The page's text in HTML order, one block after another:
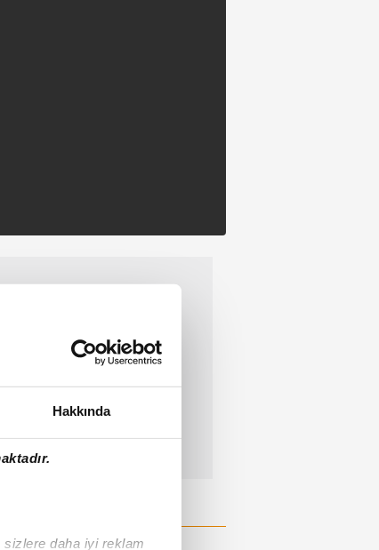
Hakkında
daha iyi reklam